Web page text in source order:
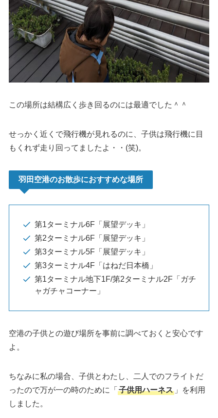
この場所は結構広く歩き回るのには最適でした＾＾
せっかく近くで飛行機が見れるのに、子供は飛行機に目
もくれず走り回ってましたよ・・(笑)。
羽田空港のお散歩におすすめな場所
第1ターミナル6F「展望デッキ」
第2ターミナル6F「展望デッキ」
第3ターミナル5F「展望デッキ」
第3ターミナル4F「はねだ日本橋」
第1ターミナル地下1F/第2ターミナル2F「ガチ
ャガチャコーナー」
空港の子供との遊び場所を事前に調べておくと安心です
よ。
ちなみに私の場合、子供とわたし、二人でのフライトだ
ったので万が一の時のために「 子供用ハーネス」を利用
しました。